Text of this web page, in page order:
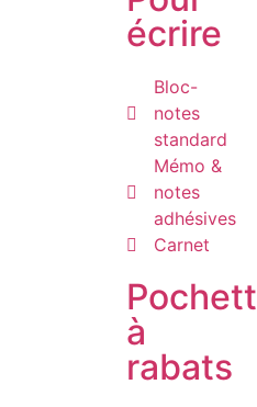
écrire
Bloc-
notes
standard
Mémo &
notes
adhésives
Carnet
à
rabats